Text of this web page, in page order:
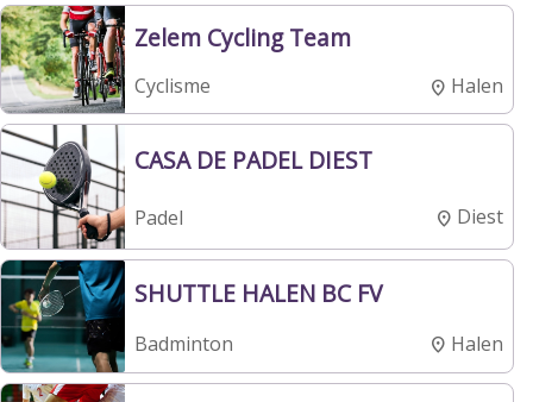
Zelem Cycling Team
Cyclisme Halen
CASA DE PADEL DIEST
Padel Diest
SHUTTLE HALEN BC FV
Badminton Halen